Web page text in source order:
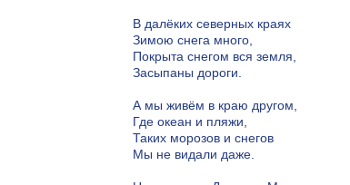
В далёких северных краях
Зимою снега много,
Покрыта снегом вся земля,
Засыпаны дороги.
А мы живём в краю другом,
Где океан и пляжи,
Таких морозов и снегов
Мы не видали даже.